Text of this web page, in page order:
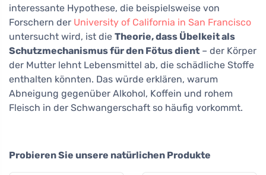
interessante Hypothese, die beispielsweise von
Forschern der University of California in San Francisco
untersucht wird, ist die Theorie, dass Übelkeit als
Schutzmechanismus für den Fötus dient – der Körper
der Mutter lehnt Lebensmittel ab, die schädliche Stoffe
enthalten könnten. Das würde erklären, warum
Abneigung gegenüber Alkohol, Koffein und rohem
Fleisch in der Schwangerschaft so häufig vorkommt.
Probieren Sie unsere natürlichen Produkte